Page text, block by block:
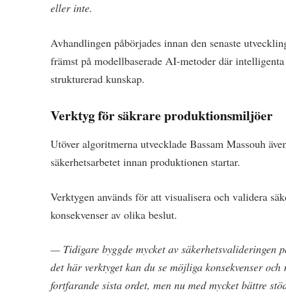
eller inte.
Avhandlingen påbörjades innan den senaste
främst på modellbaserade AI-metoder där
strukturerad kunskap.
Verktyg för säkrare produktionsmiljöer
Utöver algoritmerna utvecklade Bassam Massouh
säkerhetsarbetet innan produktionen startar.
Verktygen används för att visualisera och validera
konsekvenser av olika beslut.
— Tidigare byggde mycket av säkerhetsvalideringen
det här verktyget kan du se möjliga konsekvenser
fortfarande sista ordet, men nu med mycket bättre